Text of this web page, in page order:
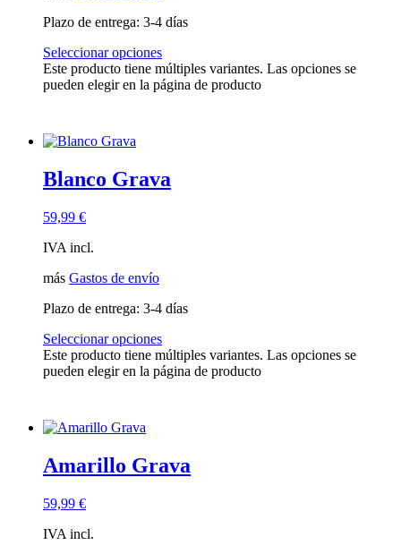
Plazo de entrega: 3-4 días
Seleccionar opciones
Este producto tiene múltiples variantes. Las opciones se
pueden elegir en la página de producto
Blanco Grava
59,99 €
IVA incl.
más Gastos de envío
Plazo de entrega: 3-4 días
Seleccionar opciones
Este producto tiene múltiples variantes. Las opciones se
pueden elegir en la página de producto
Amarillo Grava
59,99 €
IVA incl.